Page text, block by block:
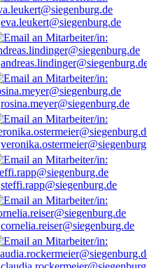
eva.leukert@siegenburg.de
rosina.meyer@siegenburg.de
steffi.rapp@siegenburg.de
cornelia.reiser@siegenburg.de